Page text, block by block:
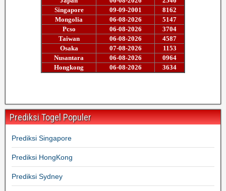
Prediksi Togel Populer
Prediksi Singapore
Prediksi HongKong
Prediksi Sydney